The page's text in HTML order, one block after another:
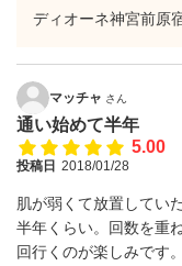
ディオーネ神宮前原
マッチャ さん
通い始めて半年
5.00
投稿日 2018/01/28
肌が弱くて放置してい
半年くらい。回数を重
回行くのが楽しみです。